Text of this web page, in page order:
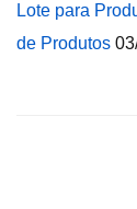
Lote para
de Produtos